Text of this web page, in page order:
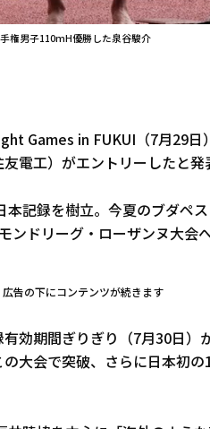
権男子110mH優勝した泉谷駿介
Games in FUKUI（7月29日
電工）がエントリーしたと発
記録を樹立。今夏のブダペ
ンドリーグ・ローザンヌ大会
広告の下にコンテンツが続きます
効期間ぎりぎり（7月30日）
大会で突破、さらに日本初の